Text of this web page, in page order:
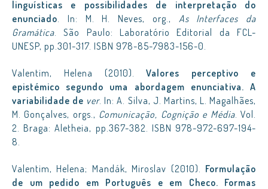
linguísticas e possibilidades de interpretação do
enunciado. In: M. H. Neves, org., As Interfaces da
Gramática. São Paulo: Laboratório Editorial da FCL-
UNESP, pp.301-317. ISBN 978-85-7983-156-0.
Valentim, Helena (2010).Valores perceptivo e
epistémico segundo uma abordagem enunciativa. A
variabilidade de ver. In: A. Silva, J. Martins, L. Magalhães,
M. Gonçalves, orgs., Comunicação, Cognição e Média. Vol.
2. Braga: Aletheia, pp.367-382. ISBN 978-972-697-194-
8.
Valentim, Helena; Mandák, Miroslav (2010). Formulação
de um pedido em Português e em Checo. Formas